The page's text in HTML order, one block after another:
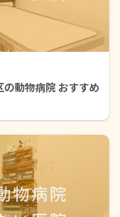
の動物病院 おすすめ